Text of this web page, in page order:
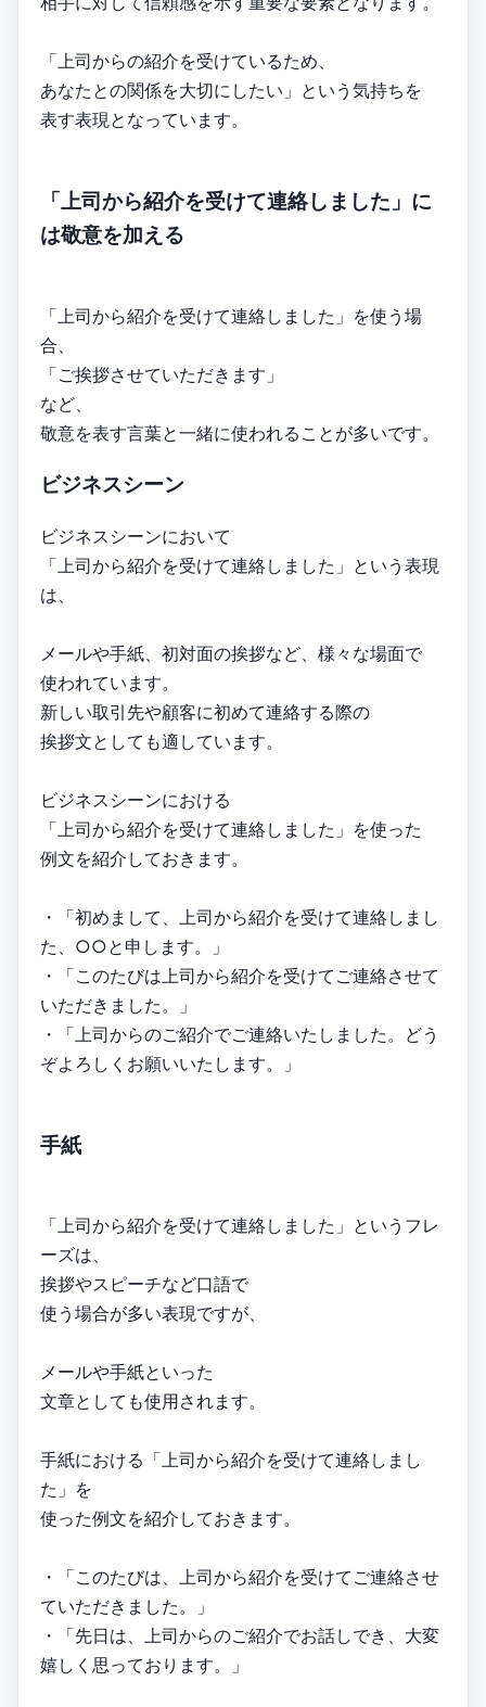
「上司からの紹介を受けているため、
あなたとの関係を大切にしたい」という気持ちを
表す表現となっています。
「上司から紹介を受けて連絡しました」に
は敬意を加える
「上司から紹介を受けて連絡しました」を使う場
合、
「ご挨拶させていただきます」
など、
敬意を表す言葉と一緒に使われることが多いです。
ビジネスシーン
ビジネスシーンにおいて
「上司から紹介を受けて連絡しました」という表現
は、
メールや手紙、初対面の挨拶など、様々な場面で
使われています。
新しい取引先や顧客に初めて連絡する際の
挨拶文としても適しています。
ビジネスシーンにおける
「上司から紹介を受けて連絡しました」を使った
例文を紹介しておきます。
・「初めまして、上司から紹介を受けて連絡しまし
た、○○と申します。」
・「このたびは上司から紹介を受けてご連絡させて
いただきました。」
・「上司からのご紹介でご連絡いたしました。どう
ぞよろしくお願いいたします。」
手紙
「上司から紹介を受けて連絡しました」というフレ
ーズは、
挨拶やスピーチなど口語で
使う場合が多い表現ですが、
メールや手紙といった
文章としても使用されます。
手紙における「上司から紹介を受けて連絡しまし
た」を
使った例文を紹介しておきます。
・「このたびは、上司から紹介を受けてご連絡させ
ていただきました。」
・「先日は、上司からのご紹介でお話しでき、大変
嬉しく思っております。」